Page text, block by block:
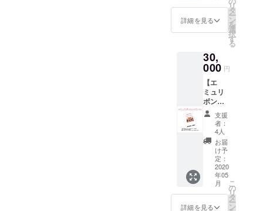
リター
ンは、
ご対応
可能で
す！
あなた
の夢を
叶えま
す！ ※
チャー
ジ料付
き ※エ
ミュリ
ボン内
での企
画に限
りま
す！ ※
企画内
容によ
り、お
断りす
る可能
性もご
ざいま
す！
詳細を見る
リ
タ
ー
ン
を
選
択
す
る
30,
000 円
【エ
ミュリ
ボン
ファス
トパ
ス】
コース
改装
後、先
行内覧
してい
ただき
エミュ
リボン
支援
者：
4人
お届
け予
定：
2020
年05
月
詳細を見る
こ
の
リ
タ
ー
ン